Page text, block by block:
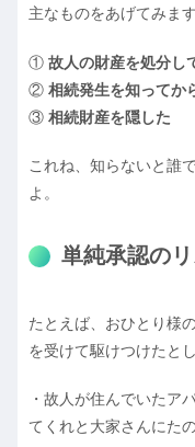
主なものをあげてみま
① 故人の財産を処分し
② 相続発生を知ってか
③ 相続財産を隠した
これね、知らないと誰
よ。
単純承認の
たとえば、おひとり様
を受けて駆けつけたと
・故人が住んでいたア
てくれと大家さんにた